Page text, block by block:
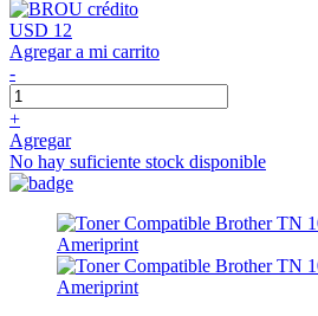
USD 12
Agregar a mi carrito
-
+
Agregar
No hay suficiente stock disponible